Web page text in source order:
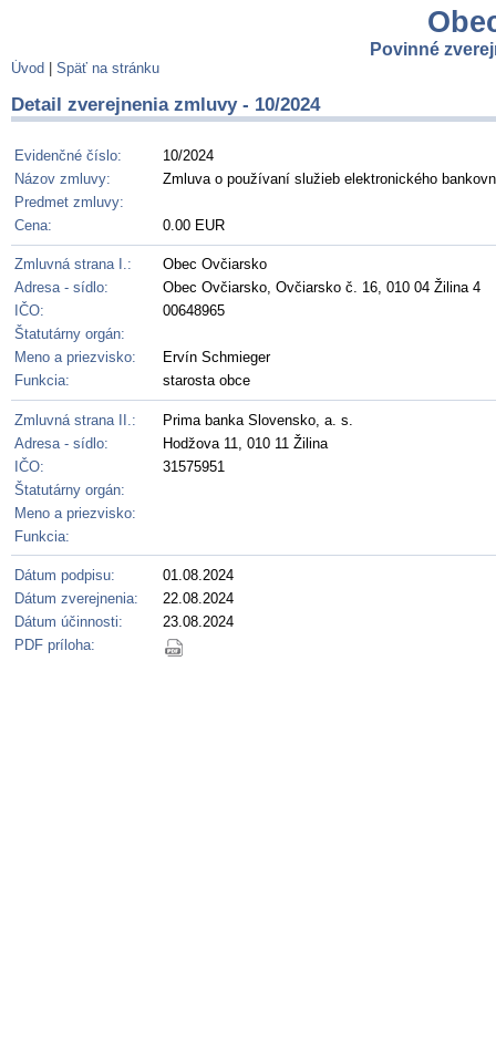
Povinné
Úvod Späť na stránku
Detail zverejnenia zmluvy - 10/2024
Evidenčné číslo:
10/2024
Názov zmluvy:
Zmluva o používaní služieb elektronického
Predmet zmluvy:
Cena:
0.00 EUR
Zmluvná strana I.:
Obec Ovčiarsko
Adresa - sídlo:
Obec Ovčiarsko, Ovčiarsko č. 16, 010 04 Žilina 4
IČO:
00648965
Štatutárny orgán:
Meno a priezvisko:
Ervín Schmieger
Funkcia:
starosta obce
Zmluvná strana II.:
Prima banka Slovensko, a. s.
Adresa - sídlo:
Hodžova 11, 010 11 Žilina
IČO:
31575951
Štatutárny orgán:
Meno a priezvisko:
Funkcia:
Dátum podpisu:
01.08.2024
Dátum zverejnenia:
22.08.2024
Dátum účinnosti:
23.08.2024
PDF príloha: